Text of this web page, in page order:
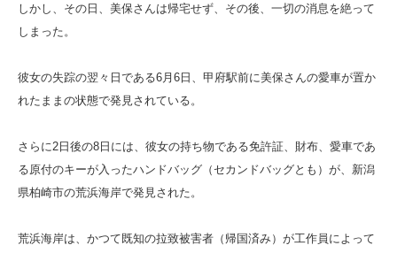
しかし、その日、美保さんは帰宅せず、その後、一切の消息を絶って
しまった。
彼女の失踪の翌々日である6月6日、甲府駅前に美保さんの愛車が置か
れたままの状態で発見されている。
さらに2日後の8日には、彼女の持ち物である免許証、財布、愛車であ
る原付のキーが入ったハンドバッグ（セカンドバッグとも）が、新潟
県柏崎市の荒浜海岸で発見された。
荒浜海岸は、かつて既知の拉致被害者（帰国済み）が工作員によって